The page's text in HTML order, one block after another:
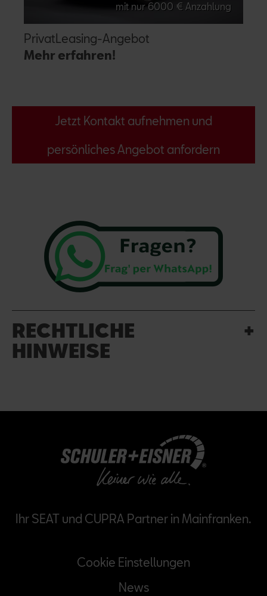
mit nur 6000 € Anzahlung
PrivatLeasing-Angebot
Mehr erfahren!
Jetzt Kontakt aufnehmen und
persönliches Angebot anfordern
RECHTLICHE
HINWEISE
Ihr SEAT und CUPRA Partner in Mainfranken.
Cookie Einstellungen
News